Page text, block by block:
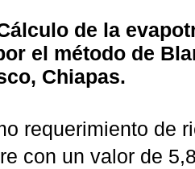
de la
el método de
Chiapas.
requerimiento de
con un valor de